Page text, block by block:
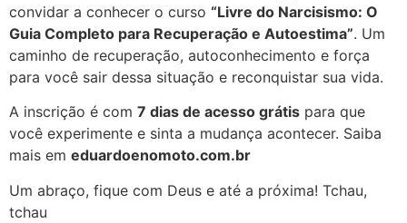
convidar a conhecer o curso “Livre do Narcisismo: O
Guia Completo para Recuperação e Autoestima”. Um
caminho de recuperação, autoconhecimento e força
para você sair dessa situação e reconquistar sua vida.
A inscrição é com 7 dias de acesso grátis para que
você experimente e sinta a mudança acontecer. Saiba
mais em eduardoenomoto.com.br
Um abraço, fique com Deus e até a próxima! Tchau,
tchau